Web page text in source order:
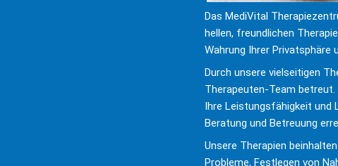
Das MediVital
hellen, freundlichen
Wahrung Ihrer Privatsphäre
Durch unsere vielseitigen
Therapeuten-Team
Ihre Leistungsfähigkeit und
Beratung und Betreuung
Unsere Therapien
Probleme, Festlegen von